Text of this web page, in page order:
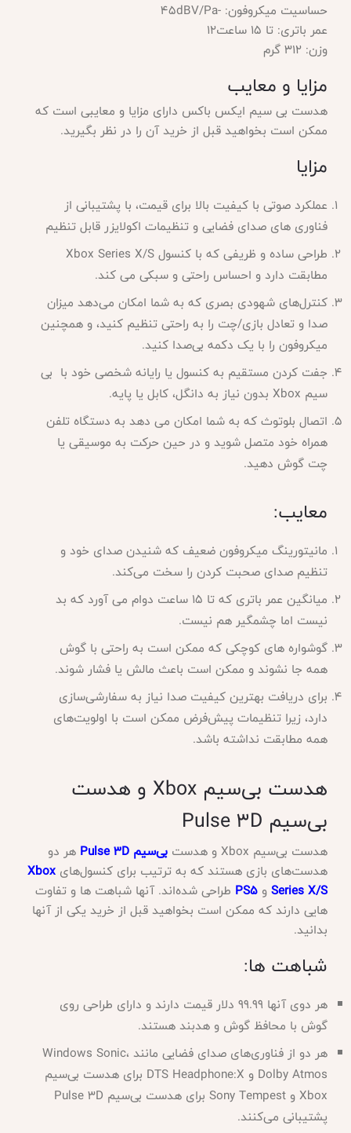
حساسیت میکروفون: -45dBV/Pa
عمر باتری: تا 15 ساعت12
وزن: 312 گرم
مزایا و معایب
هدست بی سیم ایکس باکس دارای مزایا و معایبی است که
ممکن است بخواهید قبل از خرید آن را در نظر بگیرید.
مزایا
عملکرد صوتی با کیفیت بالا برای قیمت، با پشتیبانی از
فناوری های صدای فضایی و تنظیمات اکولایزر قابل تنظیم
طراحی ساده و ظریفی که با کنسولXbox Series X/S
مطابقت دارد و احساس راحتی و سبکی می کند.
کنترل‌های شهودی بصری که به شما امکان می‌دهد میزان
صدا و تعادل بازی/چت را به راحتی تنظیم کنید، و همچنین
میکروفون را با یک دکمه بی‌صدا کنید.
جفت کردن مستقیم به کنسول یا رایانه شخصی خود با بی
سیم
اتصال بلوتوث که به شما امکان می دهد به دستگاه تلفن
همراه خود متصل شوید و در حین حرکت به موسیقی یا
چت گوش دهید.
معایب:
مانیتورینگ میکروفون ضعیف که شنیدن صدای خود و
تنظیم صدای صحبت کردن را سخت می‌کند.
میانگین عمر باتری که تا 15 ساعت دوام می آورد که بد
نیست اما چشمگیر هم نیست.
گوشواره های کوچکی که ممکن است به راحتی با گوش
همه جا نشوند و ممکن است باعث مالش یا فشار شوند.
برای دریافت بهترین کیفیت صدا نیاز به سفارشی‌سازی
دارد، زیرا تنظیمات پیش‌فرض ممکن است با اولویت‌های
همه مطابقت نداشته باشد.
هدست بی‌سیم
Xbox و هدست
بی‌سیم Pulse 3D
هدست بی‌سیم بی‌سیم Pulse 3D
هر دو
هدست‌های بازی هستند که به ترتیب برای کنسول‌های Xbox
Series X/Sو PS5 طراحی شده‌اند. آنها شباهت ها و تفاوت
هایی دارند که ممکن است بخواهید قبل از خرید یکی از آنها
بدانید.
شباهت ها:
هر دوی آنها 99.99 دلار قیمت دارند و دارای طراحی روی
گوش با محافظ گوش و هدبند هستند.
هر دو از فناوری‌های صدای فضایی مانند Windows Sonic،
Dolby Atmos و DTS Headphone:X برای هدست بی‌سیم
Xbox و Sony Tempest برای هدست بی‌سیم Pulse 3D
پشتیبانی می‌کنند.